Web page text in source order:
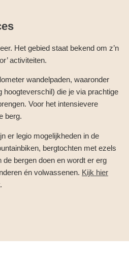
Het gebied staat bekend om z’n
activiteiten.
wandelpaden, waaronder
hoogteverschil) die je via prachtige
Voor het intensievere
berg.
er legio mogelijkheden in de
bergtochten met ezels
bergen doen en wordt er erg
én volwassenen. Kijk hier